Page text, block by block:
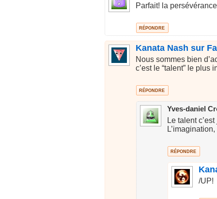
Parfait! la
RÉPONDRE
Kanata Nash sur
Nous sommes bien
c’est le “talent” le plus
RÉPONDRE
Yves-daniel
Le talent
RÉPONDRE
/UP!